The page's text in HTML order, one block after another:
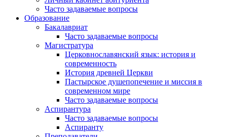
Часто задаваемые вопросы
Образование
Бакалавриат
Часто задаваемые вопросы
Магистратура
Церковнославянский язык: история и
современность
История древней Церкви
Пастырское душепопечение и миссия в
современном мире
Часто задаваемые вопросы
Аспирантура
Часто задаваемые вопросы
Аспиранту